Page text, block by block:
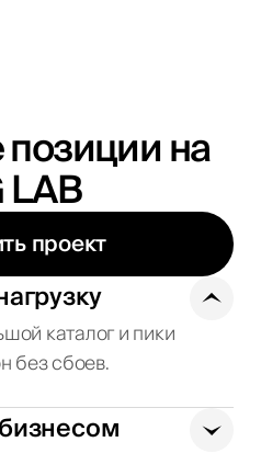
на
проект
каталог и пики
без сбоев.